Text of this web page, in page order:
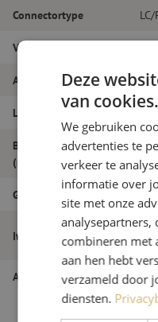
Connectortype
Vezelsoort
Aantal vezels
Lengte 11m
Buitendiameter
(mm)
2.0
Grade
Itemnaam
Artikelnummer
Deze
van cookies.
We gebruiken
advertenties te
verkeer te
informatie over
site met onze
analysepartners,
combineren met
aan hen hebt
verzameld door
diensten.